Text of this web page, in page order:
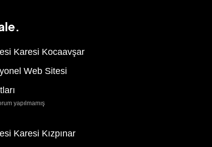
Karesi Kocaavşar
Web Sitesi
yapılmamış
Karesi Kızpınar